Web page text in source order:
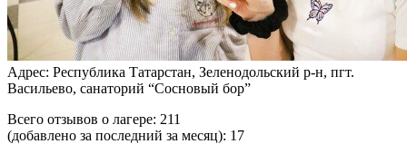
Адрес: Республика Татарстан, Зеленодольский р-н, пгт.
Васильево, санаторий “Сосновый бор”
Всего отзывов о лагере: 211
(добавлено за последний за месяц): 17